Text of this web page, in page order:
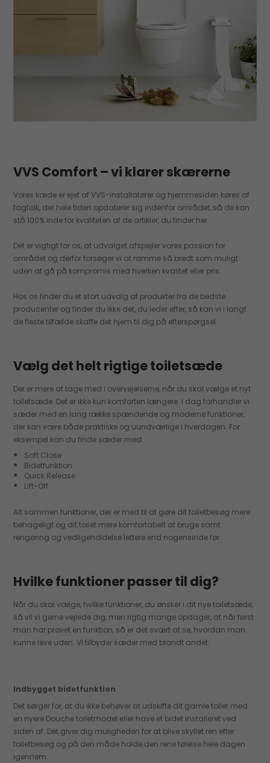
VVS Comfort – vi klarer skærerne
Vores kæde er ejet af VVS-installatører og hjemmesiden køres af
fagfolk, der hele tiden opdaterer sig indenfor området, så de kan
stå 100% inde for kvaliteten af de artikler, du finder her.
Det er vigtigt for os, at udvalget afspejler vores passion for
området og derfor forsøger vi at ramme så bredt som muligt
uden at gå på kompromis med hverken kvalitet eller pris.
Hos os finder du et stort udvalg af produkter fra de bedste
producenter og finder du ikke det, du leder efter, så kan vi i langt
de fleste tilfælde skaffe det hjem til dig på efterspørgsel.
Vælg det helt rigtige toiletsæde
Der er mere at tage med i overvejelserne, når du skal vælge et nyt
toiletsæde. Det er ikke kun komforten længere. I dag forhandler vi
sæder med en lang række spændende og moderne funktioner,
der kan være både praktiske og uundværlige i hverdagen. For
eksempel kan du finde sæder med:
Soft Close
Bidetfunktion
Quick Release
Lift-Off
Alt sammen funktioner, der er med til at gøre dit toiletbesøg mere
behageligt og dit toilet mere komfortabelt at bruge samt
rengøring og vedligeholdelse lettere end nogensinde før.
Hvilke funktioner passer til dig?
Når du skal vælge, hvilke funktioner, du ønsker i dit nye toiletsæde,
så vil vi gerne vejlede dig, men rigtig mange opdager, at når først
man har prøvet en funktion, så er det svært at se, hvordan man
kunne leve uden. VI tilbyder sæder med blandt andet:
Indbygget bidetfunktion
Det sørger for, at du ikke behøver at udskifte dit gamle toilet med
en nyere Douche toiletmodel eller have et bidet installeret ved
siden af. Det giver dig muligheden for at blive skyllet ren efter
toiletbesøg og på den måde holde den rene følelse hele dagen
igennem.